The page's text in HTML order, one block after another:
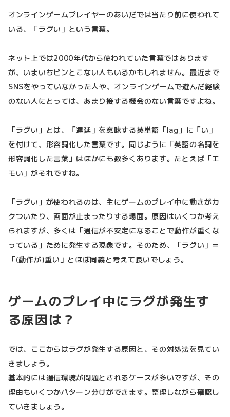
オンラインゲームプレイヤーのあいだでは当たり前に使われて
いる、「ラグい」という言葉。
ネット上では2000年代から使われていた言葉ではあります
が、いまいちピンとこない人もいるかもしれません。最近まで
SNSをやっていなかった人や、オンラインゲームで遊んだ経験
のない人にとっては、あまり接する機会のない言葉ですよね。
「ラグい」とは、「遅延」を意味する英単語「lag」に「い」
を付けて、形容詞化した言葉です。同じように「英語の名詞を
形容詞化した言葉」はほかにも数多くあります。たとえば「エ
モい」がそれですね。
「ラグい」が使われるのは、主にゲームのプレイ中に動きがカ
クついたり、画面が止まったりする場面。原因はいくつか考え
られますが、多くは「通信が不安定になることで動作が重くな
っている」ために発生する現象です。そのため、「ラグい」＝
「(動作が)重い」とほぼ同義と考えて良いでしょう。
ゲームのプレイ中にラグが発生す
る原因は？
では、ここからはラグが発生する原因と、その対処法を見てい
きましょう。
基本的には通信環境が問題とされるケースが多いですが、その
理由もいくつかパターン分けができます。整理しながら確認し
ていきましょう。